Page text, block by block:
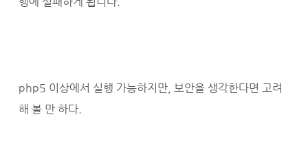
php5 이상에서 실행 가능하지만, 보안을 생각한다면 고려
해 볼 만 하다.